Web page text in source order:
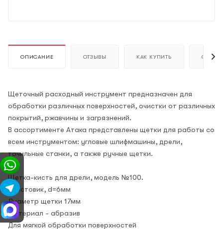
ОПИСАНИЕ ОТЗЫВЫ КАК КУПИТЬ ОПЛАТА
Щеточный расходный инструмент предназначен для
обработки различных поверхностей, очистки от различных
покрытий, ржавчины и загрязнений.
В ассортименте Атака представлены щетки для работы со
всем инструментом: угловые шлифмашины, дрели,
точильные станки, а также ручные щетки.
Щетка-кисть для дрели, модель №100.
Хвостовик, d=6мм
Диаметр щетки 17мм
Материал - абразив
Для мягкой обработки поверхностей